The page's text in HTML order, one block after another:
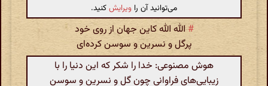
می‌توانید آن را ویرایشکنید.
#الله الله کاین جهان از روی خود
پرگل و نسرین و سوسن کرده‌ای
هوش مصنوعی: خدا را شکر که این دنیا را با
زیبایی‌های فراوانی چون گل و نسرین و سوسن